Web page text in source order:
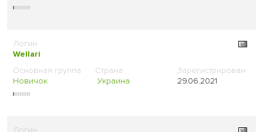
Wellari
Новичок Украина 29.06.2021